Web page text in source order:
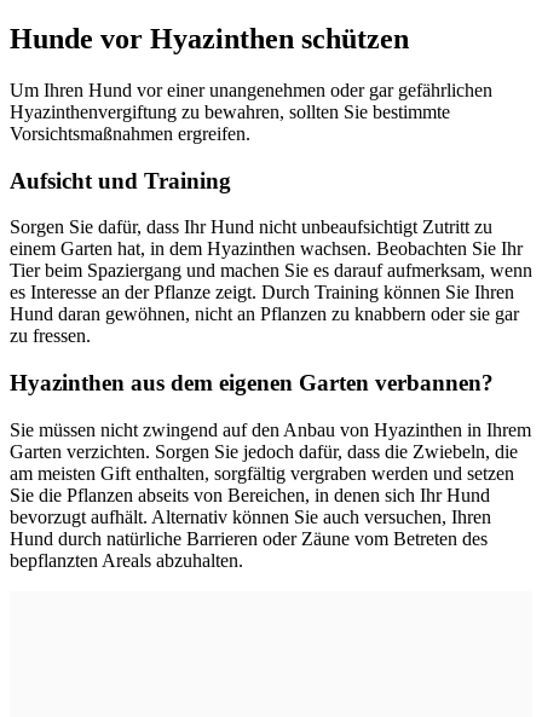
Hunde vor Hyazinthen schützen
Um Ihren Hund vor einer unangenehmen oder gar gefährlichen
Hyazinthenvergiftung zu bewahren, sollten Sie bestimmte
Vorsichtsmaßnahmen ergreifen.
Aufsicht und Training
Sorgen Sie dafür, dass Ihr Hund nicht unbeaufsichtigt Zutritt zu
einem Garten hat, in dem Hyazinthen wachsen. Beobachten Sie Ihr
Tier beim Spaziergang und machen Sie es darauf aufmerksam, wenn
es Interesse an der Pflanze zeigt. Durch Training können Sie Ihren
Hund daran gewöhnen, nicht an Pflanzen zu knabbern oder sie gar
zu fressen.
Hyazinthen aus dem eigenen Garten verbannen?
Sie müssen nicht zwingend auf den Anbau von Hyazinthen in Ihrem
Garten verzichten. Sorgen Sie jedoch dafür, dass die Zwiebeln, die
am meisten Gift enthalten, sorgfältig vergraben werden und setzen
Sie die Pflanzen abseits von Bereichen, in denen sich Ihr Hund
bevorzugt aufhält. Alternativ können Sie auch versuchen, Ihren
Hund durch natürliche Barrieren oder Zäune vom Betreten des
bepflanzten Areals abzuhalten.